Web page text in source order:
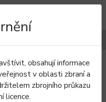
obsahují informace
v oblasti zbraní a
zbrojního průkazu
licence.